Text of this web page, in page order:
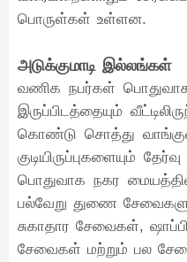
பொருள்கள் உள்ளன.
அடுக்குமாடி இல்லங்கள்
வணிக நபர்கள்
இருப்பிடத்தையும்
கொண்டு சொத்து
குடியிருப்புகளையும்
பொதுவாக நகர
பல்வேறு துணை
சுகாதார சேவைகள்,
சேவைகள் மற்றும் பல